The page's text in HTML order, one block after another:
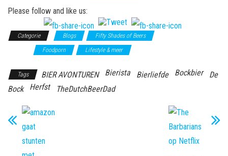
Please follow and like us:
Categorie Blogs Fifty Shades of Beers
Foodporn Lifestyle & meer
Tags BIER AVONTUREN Bierista Bierliefde Bockbier
De
Bock
Herfst TheDutchBeerDad